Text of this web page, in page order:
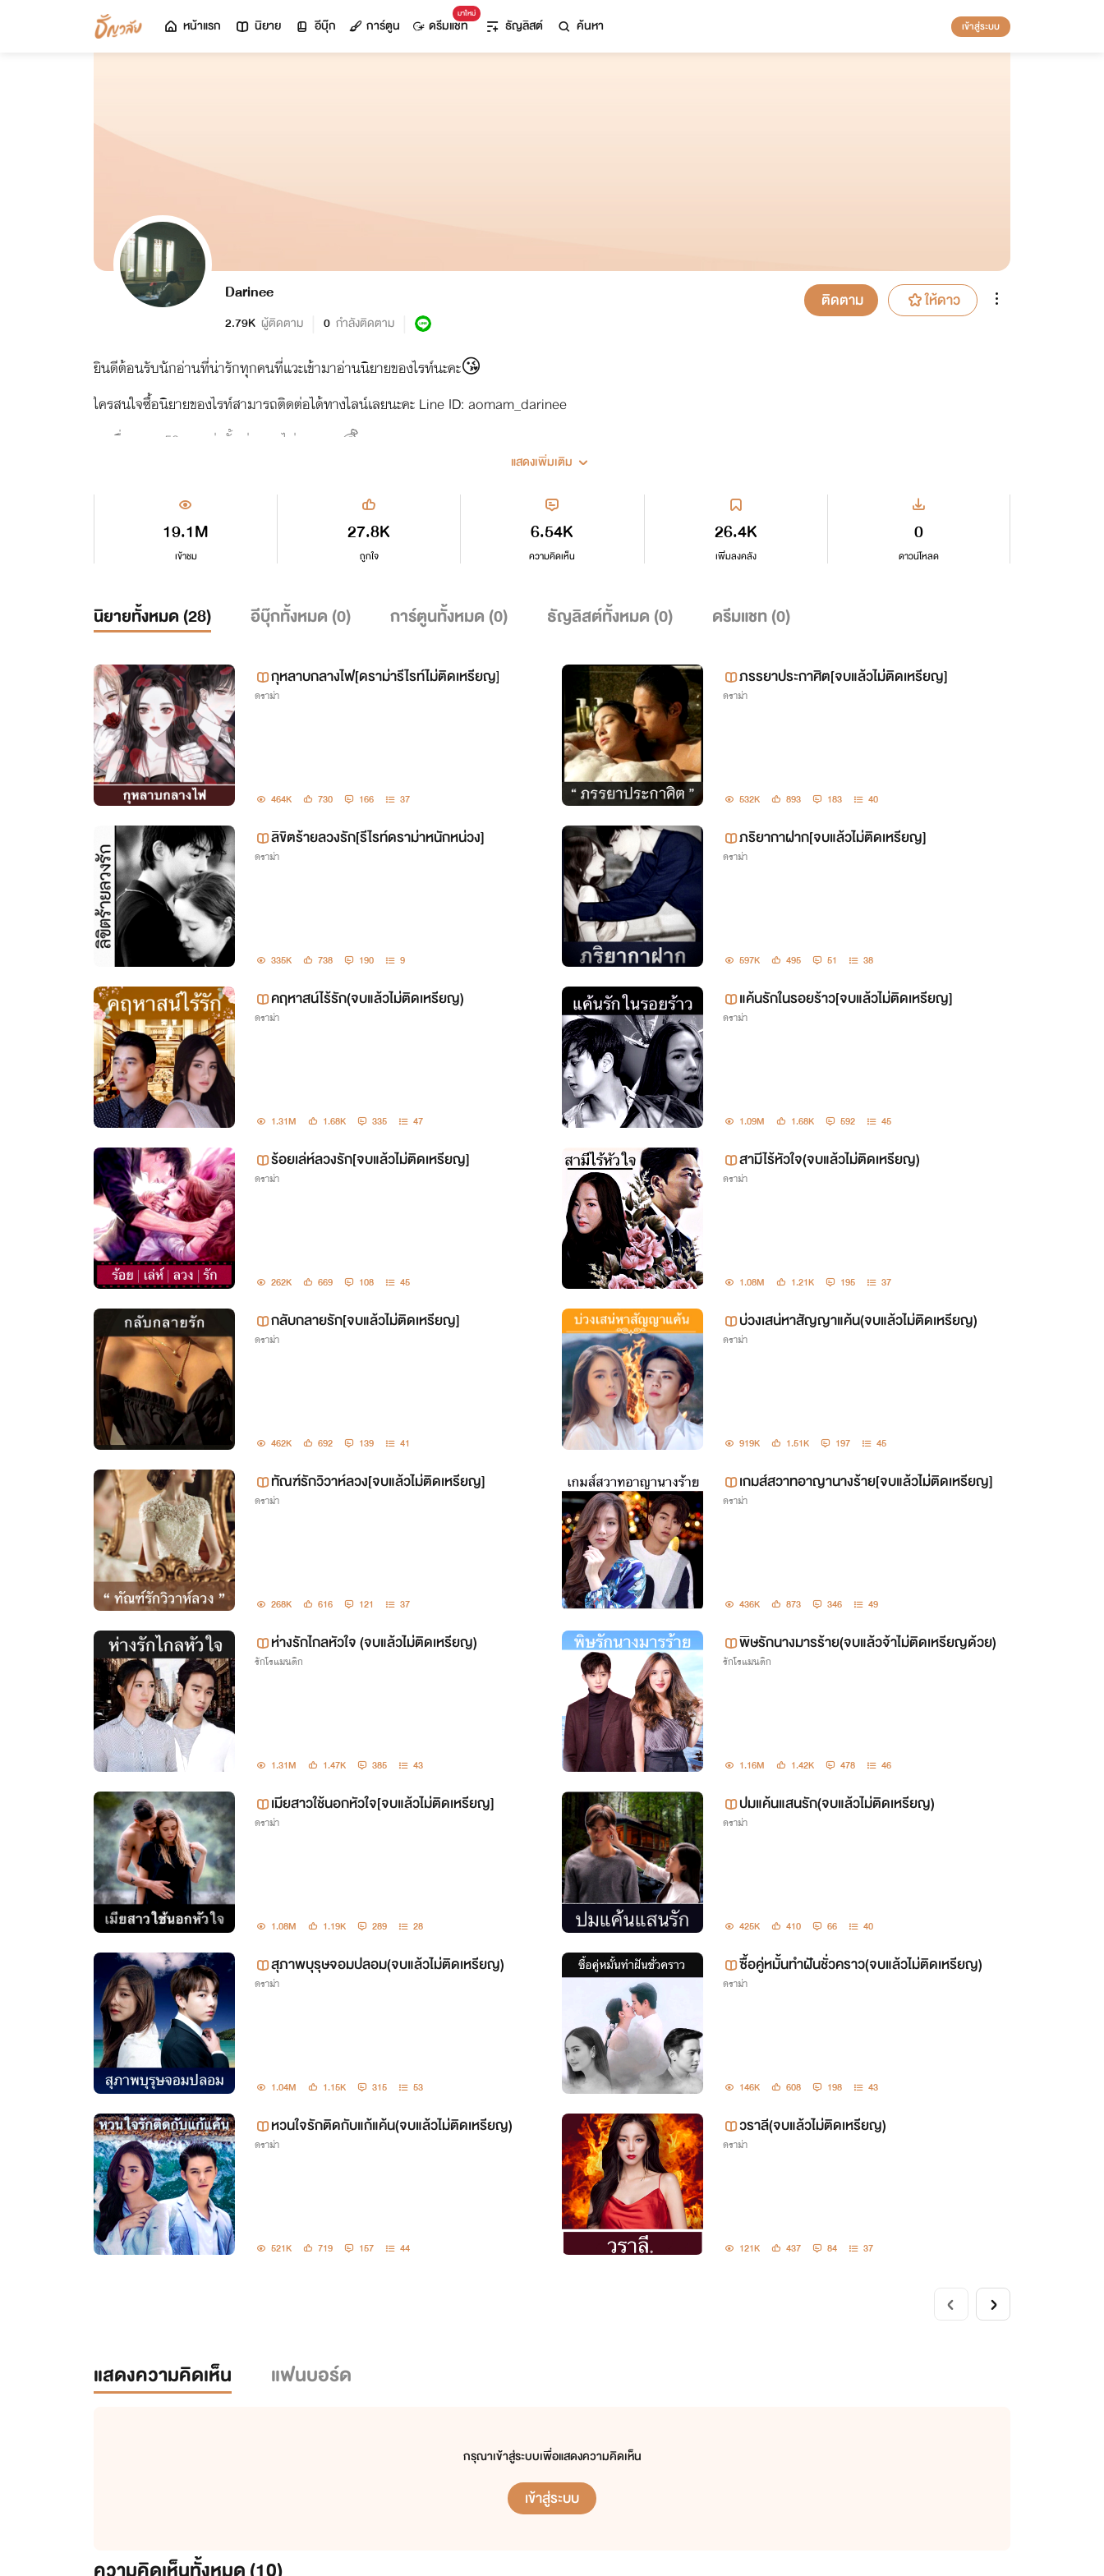
หน้าแรก นิยาย อีบุ๊ก การ์ตูน
มาใหม่
ดรีมแชท ธัญลิสต์ ค้นหา เข้าสู่ระบบ
Darinee
2.79K ผู้ติดตาม 0 กำลังติดตาม
ติดตาม ให้ดาว
ยินดีต้อนรับนักอ่านที่น่ารักทุกคนที่แวะเข้ามาอ่านนิยายของไรท์นะคะ😘
ใครสนใจซื้อนิยายของไรท์สามารถติดต่อได้ทางไลน์เลยนะคะ Line ID: aomam_darinee
ทุกเรื่องราคา50บาทเท่านั้นค่ะราคาไม่แพงเลย💰
แสดงเพิ่มเติม
19.1M
เข้าชม
26.4K
เพิ่มลงคลัง
27.8K
ถูกใจ
0
ดาวน์โหลด
6.54K
ความคิดเห็น
นิยายทั้งหมด (28) อีบุ๊กทั้งหมด (0) การ์ตูนทั้งหมด (0) ธัญลิสต์ทั้งหมด (0) ดรีมแชท (0)
กุหลาบกลางไฟ[ดราม่ารีไรท์ไม่ติดเหรียญ]
ดราม่า
464K 730 166 37
ภรรยาประกาศิต[จบแล้วไม่่ติดเหรียญ]
ดราม่า
532K 893 183 40
ลิขิตร้ายลวงรัก[รีไรท์ดราม่าหนักหน่วง]
ดราม่า
335K 738 190 9
ภริยากาฝาก[จบแล้วไม่ติดเหรียญ]
ดราม่า
597K 495 51 38
คฤหาสน์ไร้รัก(จบแล้วไม่ติดเหรียญ)
ดราม่า
1.31M 1.68K 335 47
แค้นรักในรอยร้าว[จบแล้วไม่ติดเหรียญ]
ดราม่า
1.09M 1.68K 592 45
ร้อยเล่ห์ลวงรัก[จบแล้วไม่ติดเหรียญ]
ดราม่า
262K 669 108 45
สามีไร้หัวใจ(จบแล้วไม่ติดเหรียญ)
ดราม่า
1.08M 1.21K 195 37
กลับกลายรัก[จบแล้วไม่ติดเหรียญ]
ดราม่า
462K 692 139 41
บ่วงเสน่หาสัญญาแค้น(จบแล้วไม่ติดเหรียญ)
ดราม่า
919K 1.51K 197 45
ทัณฑ์รักวิวาห์ลวง[จบแล้วไม่ติดเหรียญ]
ดราม่า
268K 616 121 37
เกมส์สวาทอาญานางร้าย[จบแล้วไม่ติดเหรียญ]
ดราม่า
436K 873 346 49
ห่างรักไกลหัวใจ (จบแล้วไม่ติดเหรียญ)
รักโรแมนติก
1.31M 1.47K 385 43
พิษรักนางมารร้าย(จบแล้วจ้าไม่ติดเหรียญด้วย)
รักโรแมนติก
1.16M 1.42K 478 46
เมียสาวใช้นอกหัวใจ[จบแล้วไม่ติดเหรียญ]
ดราม่า
1.08M 1.19K 289 28
ปมแค้นแสนรัก(จบแล้วไม่ติดเหรียญ)
ดราม่า
425K 410 66 40
สุภาพบุรุษจอมปลอม(จบแล้วไม่ติดเหรียญ)
ดราม่า
1.04M 1.15K 315 53
ซื้อคู่หมั้นทำฝันชั่วคราว(จบแล้วไม่ติดเหรียญ)
ดราม่า
146K 608 198 43
หวนใจรักติดกับแก้แค้น(จบแล้วไม่ติดเหรียญ)
ดราม่า
521K 719 157 44
วราลี(จบแล้วไม่ติดเหรียญ)
ดราม่า
121K 437 84 37
แสดงความคิดเห็น แฟนบอร์ด
กรุณาเข้าสู่ระบบเพื่อแสดงความคิดเห็น
เข้าสู่ระบบ